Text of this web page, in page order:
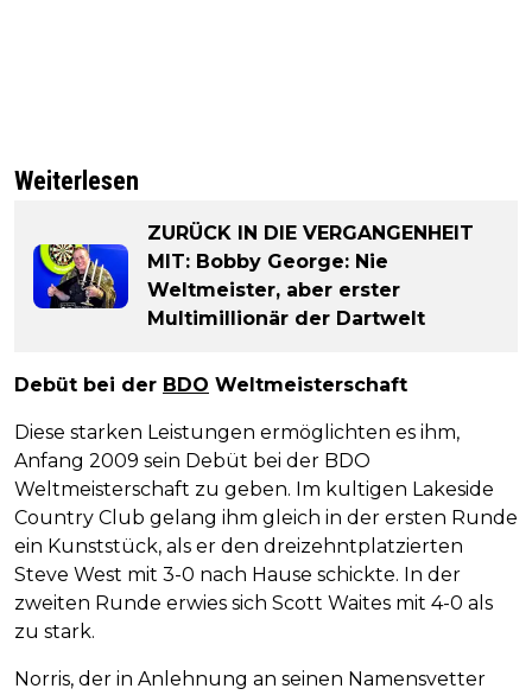
Weiterlesen
ZURÜCK IN DIE VERGANGENHEIT
MIT: Bobby George: Nie
Weltmeister, aber erster
Multimillionär der Dartwelt
Debüt bei der BDO Weltmeisterschaft
Diese starken Leistungen ermöglichten es ihm,
Anfang 2009 sein Debüt bei der BDO
Weltmeisterschaft zu geben. Im kultigen Lakeside
Country Club gelang ihm gleich in der ersten Runde
ein Kunststück, als er den dreizehntplatzierten
Steve West mit 3-0 nach Hause schickte. In der
zweiten Runde erwies sich Scott Waites mit 4-0 als
zu stark.
Norris, der in Anlehnung an seinen Namensvetter